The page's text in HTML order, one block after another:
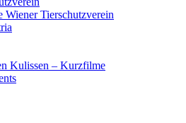
Wiener Tierschutzverein
Kulissen – Kurzfilme